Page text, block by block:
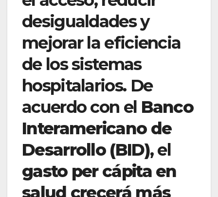
desigualdades y
mejorar la eficiencia
de los sistemas
hospitalarios. De
acuerdo con el Banco
Interamericano de
Desarrollo (BID), el
gasto per cápita en
salud crecerá más